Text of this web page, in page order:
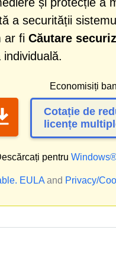
a securității
ar fi Căutare
Economisiți
Cotație de
licențe
pentru
EULA and Privacy/